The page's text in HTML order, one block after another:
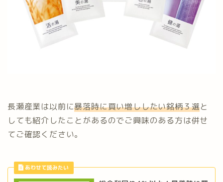
長瀬産業は以前に暴落時に買い増ししたい銘柄３選と
しても紹介したことがあるのでご興味のある方は併せ
てご確認ください。